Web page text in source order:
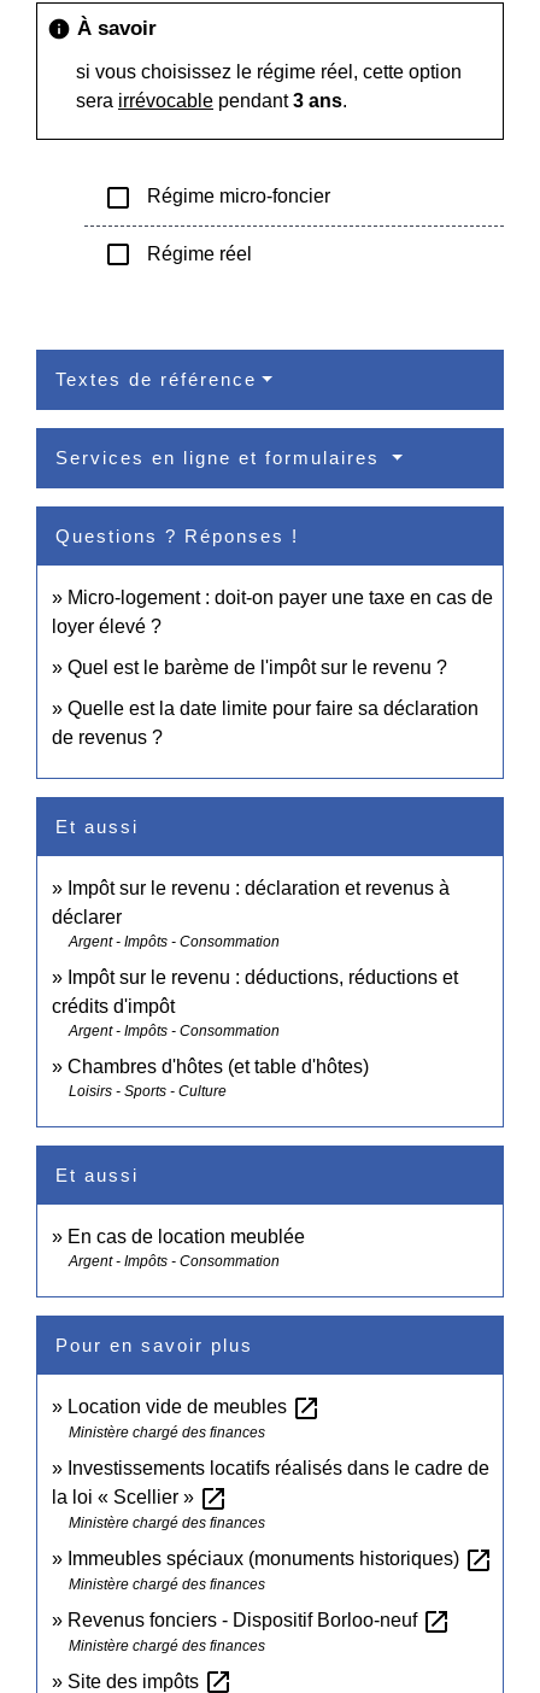
info À savoir
si vous choisissez le régime réel, cette option
sera irrévocable pendant3 ans.
check_box_outline_blank Régime micro-foncier
check_box_outline_blank Régime réel
Textes de référence
Services en ligne et formulaires
Questions ? Réponses !
Micro-logement : doit-on payer une taxe en cas de
loyer élevé ?
Quel est le barème de l'impôt sur le revenu ?
Quelle est la date limite pour faire sa déclaration
de revenus ?
Et aussi
Impôt sur le revenu : déclaration et revenus à
déclarer
Argent - Impôts - Consommation
Impôt sur le revenu : déductions, réductions et
crédits d'impôt
Argent - Impôts - Consommation
Chambres d'hôtes (et table d'hôtes)
Loisirs - Sports - Culture
Et aussi
En cas de location meublée
Argent - Impôts - Consommation
Pour en savoir plus
Location vide de meubles open_in_new
Ministère chargé des finances
Investissements locatifs réalisés dans le cadre de
la loi « Scellier » open_in_new
Ministère chargé des finances
Immeubles spéciaux (monuments historiques) open_in_new
Ministère chargé des finances
Revenus fonciers - Dispositif Borloo-neuf open_in_new
Ministère chargé des finances
Site des impôts open_in_new